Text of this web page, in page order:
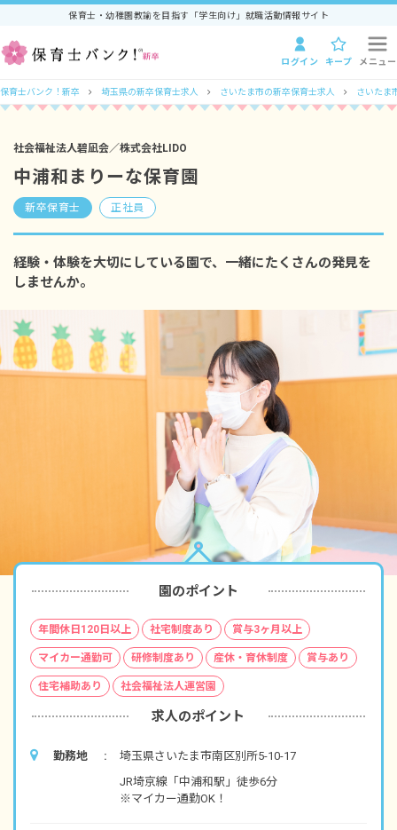
保育士・幼稚園教諭を目指す「学生向け」就職活動情報サイト
ログイン キープ メニュー
保育士バンク！新卒 埼玉県の新卒保育士求人 さいたま市の新卒保育士求人 さいたま
社会福祉法人碧凪会／株式会社LIDO
中浦和まりーな保育園
新卒保育士 正社員
経験・体験を大切にしている園で、一緒にたくさんの発見を
しませんか。
園のポイント
年間休日120日以上 社宅制度あり 賞与3ヶ月以上
マイカー通勤可 研修制度あり 産休・育休制度 賞与あり
住宅補助あり 社会福祉法人運営園
求人のポイント
勤務地
埼玉県さいたま市南区別所5-10-17
JR埼京線「中浦和駅」徒歩6分
※マイカー通勤OK！